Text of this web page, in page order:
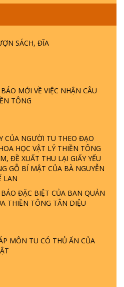
SÁCH, ĐĨA
MỚI VỀ VIỆC NHẬN CÂU
TÔNG
CỦA NGƯỜI TU THEO ĐẠO
HỌC VẬT LÝ THIỀN TÔNG
ĐỀ XUẤT THU LẠI GIẤY YẾU
GỖ BÍ MẬT CỦA BÀ NGUYỄN
LAN
ĐẶC BIỆT CỦA BAN QUẢN
THIỀN TÔNG TÂN DIỆU
MÔN TU CÓ THỦ ẤN CỦA
BIỆT P25 - SUỐT 49 NĂM
NÓI? HỘI LONG HOA LÀ
VÌ ĐẠO
BIỆT P23 - THIÊN ĐÀNG Ở
TÔNG ĐẶC BIỆT P22 - TẠI
ĐẤT NHIỀU THIÊN TAI - LŨ LỤT
| TTTD
TÔNG ĐẶC BIỆT P21 - TẠI
BƯỚC ĐI 7 BƯỚC TRÊN
LỄ TIỄN THIỀN TÔNG SƯ
VỀ PHẬT GIỚI